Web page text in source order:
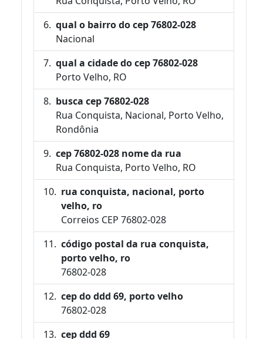
qual o bairro do cep 76802-028
Nacional
qual a cidade do cep 76802-028
Porto Velho, RO
busca cep 76802-028
Rua Conquista, Nacional, Porto Velho,
Rondônia
cep 76802-028 nome da rua
Rua Conquista, Porto Velho, RO
rua conquista, nacional, porto
velho, ro
Correios CEP 76802-028
código postal da rua conquista,
porto velho, ro
76802-028
cep do ddd 69, porto velho
76802-028
cep ddd 69